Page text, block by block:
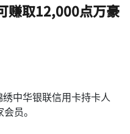
赚取12,000点万豪
中华银联信用卡持卡人
员。